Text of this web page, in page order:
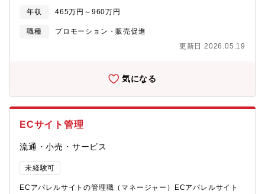
めます。・営業戦略と連動したプロモーションに関わり、事業へ
の貢献を実感できます。・顧客管理システムなどのデータ・ツー
ルを活用した施策検討が可能です。・デジタル施策を通じて、市
チベーションにつながります。【キャリアパス】以下のようなキ
サイト構築・運営の業務経験により、デジタル領域を中心とした
お客さま接点拡大戦略に携わる貴重な経験を積むことができま
す。中期：ジョブローテーション制度を活用し、適正に応じて関
連業務を幅広く経験していただきます。概ね3～5年の周期で多様
な職務に挑戦できるため、スキルの多角化が可能です。長期：販
売・提案活動に有効なデジタル技術活用環境を構築、データ分析
を担う「デジタル施策の企画・運用」のリーダーとして、部内の
人材育成に取り組むとともに、マネジメント業務に携わることを
期待しています。
か）調整■OwnedSNS（X、Instagram）戦略立案～実行・SNS戦
略立案、制作ディレクション・投稿パフォーマンス分析を通じた
高速PDCA推進・ペイド・アーンドとの相乗効果を図るSNSキャ
ンペーン企画・ベンダー、広告代理店、制作会社リード・進行管
年収 465万円～960万円
職種
プロモーション・販売促進
更新日 2026.05.19
気になる
ECサイト管理
流通・小売・サービス
未経験可
ECアパレルサイトの管理職（マネージャー）ECアパレルサイト